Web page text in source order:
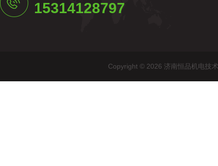
15314128797
Copyright © 2026 济南恒品机电技